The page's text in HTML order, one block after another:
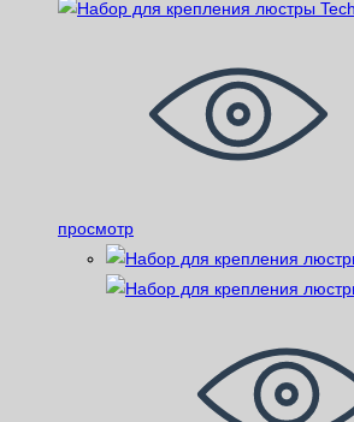
просмотр